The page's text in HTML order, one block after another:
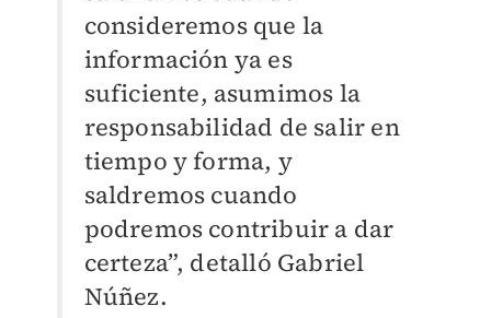
consideremos que la
información ya es
suficiente, asumimos la
responsabilidad de salir en
tiempo y forma, y
saldremos cuando
podremos contribuir a dar
certeza”, detalló Gabriel
Núñez.